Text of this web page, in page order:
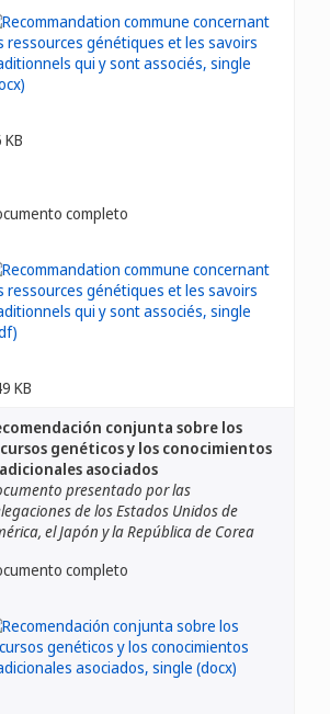
KB
completo
KB
conjunta sobre los
genéticos y los conocimientos
asociados
presentado por las
de los Estados Unidos de
el Japón y la República de Corea
completo